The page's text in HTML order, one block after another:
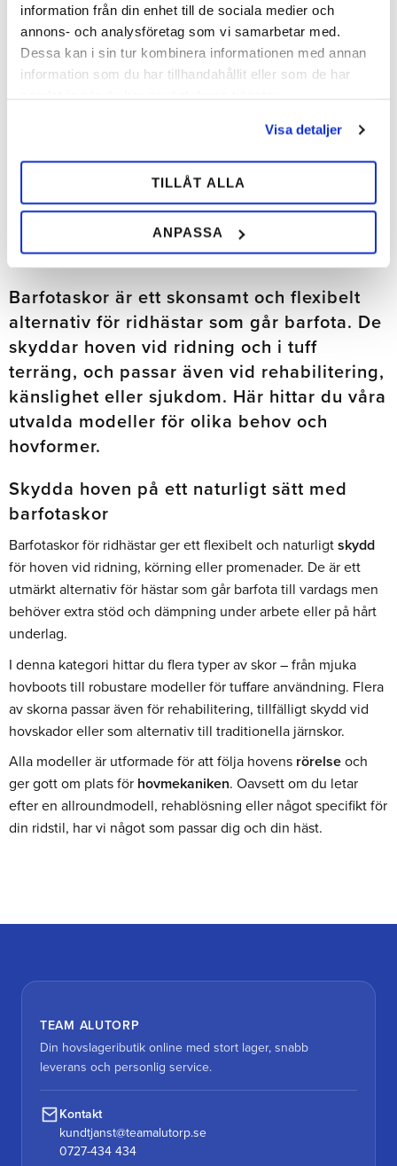
information från din enhet till de sociala medier och
annons- och analysföretag som vi samarbetar med.
Dessa kan i sin tur kombinera informationen med annan
information som du har tillhandahållit eller som de har
Visa detaljer
TILLÅT ALLA
ANPASSA
Glushu Draft Fram Glushu Sport Fram
profil. 13 mm tjock. Finns i storlek
Barfotaskor är ett skonsamt och flexibelt
alternativ för ridhästar som går barfota. De
skyddar hoven vid ridning och i tuff
terräng, och passar även vid rehabilitering,
känslighet eller sjukdom. Här hittar du våra
utvalda modeller för olika behov och
hovformer.
Skydda hoven på ett naturligt sätt med
barfotaskor
Barfotaskor för ridhästar ger ett flexibelt och naturligt skydd
för hoven vid ridning, körning eller promenader. De är ett
utmärkt alternativ för hästar som går barfota till vardags men
behöver extra stöd och dämpning under arbete eller på hårt
underlag.
I denna kategori hittar du flera typer av skor – från mjuka
hovboots till robustare modeller för tuffare användning. Flera
av skorna passar även för rehabilitering, tillfälligt skydd vid
hovskador eller som alternativ till traditionella järnskor.
Alla modeller är utformade för att följa hovens rörelse och
ger gott om plats för hovmekaniken. Oavsett om du letar
efter en allroundmodell, rehablösning eller något specifikt för
din ridstil, har vi något som passar dig och din häst.
TEAM ALUTORP
Din hovslageributik online med stort lager, snabb
leverans och personlig service.
Kontakt
kundtjanst@teamalutorp.se
0727-434 434